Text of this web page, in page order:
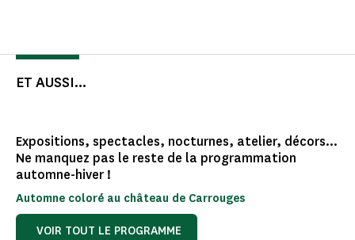
ET AUSSI...
Expositions, spectacles, nocturnes, atelier, décors...
Ne manquez pas le reste de la programmation
automne-hiver !
Automne coloré au château de Carrouges
VOIR TOUT LE PROGRAMME